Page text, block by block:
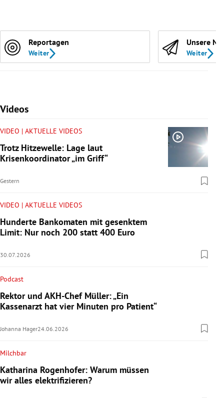
Reportagen
Weiter
Unsere
Weiter
Videos
VIDEO | AKTUELLE VIDEOS
Trotz Hitzewelle: Lage laut
Krisenkoordinator „im Griff“
Gestern
VIDEO | AKTUELLE VIDEOS
Hunderte Bankomaten mit gesenktem
Limit: Nur noch 200 statt 400 Euro
30.07.2026
Podcast
Rektor und AKH-Chef Müller: „Ein
Kassenarzt hat vier Minuten pro Patient“
Johanna Hager24.06.2026
Milchbar
Katharina Rogenhofer: Warum müssen
wir alles elektrifizieren?